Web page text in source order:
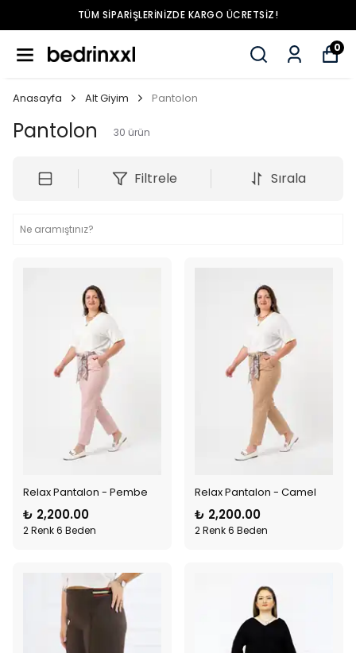
TÜM SIPARIŞLERINIZDE KARGO ÜCRETSIZ!
0
Anasayfa Alt Giyim Pantolon
Pantolon 30 ürün
Filtrele Sırala
Relax Pantalon - Pembe
₺ 2,200.00
2 Renk 6 Beden
Relax Pantalon - Camel
₺ 2,200.00
2 Renk 6 Beden